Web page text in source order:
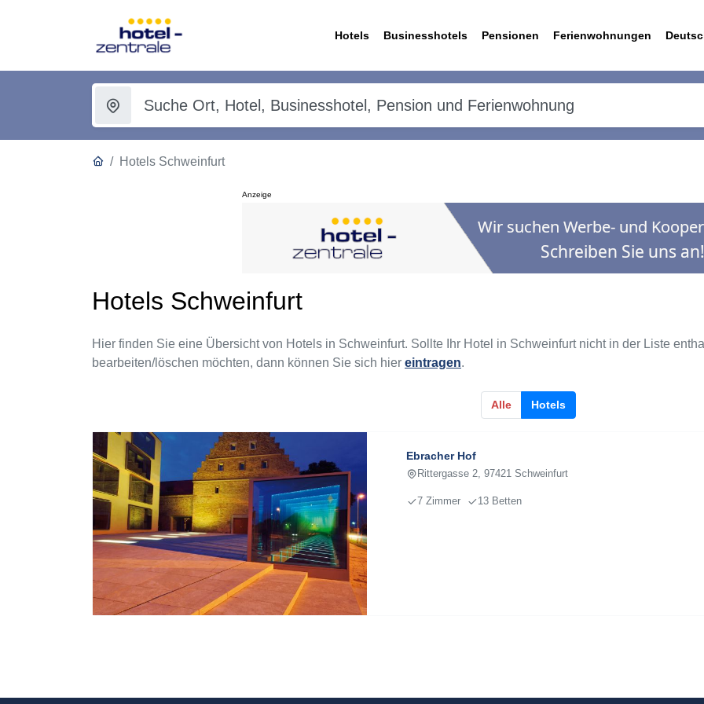
Hotels Businesshotels Pensionen Ferienwohnungen
Hotels Schweinfurt
Anzeige
Hotels Schweinfurt
Hier finden Sie eine Übersicht von Hotels in Schweinfurt. Sollte Ihr Hotel in Schweinfurt nicht in der Liste
bearbeiten/löschen möchten, dann können Sie sich hier eintragen.
Alle Hotels
Ebracher Hof
Rittergasse 2, 97421 Schweinfurt
7 Zimmer 13 Betten